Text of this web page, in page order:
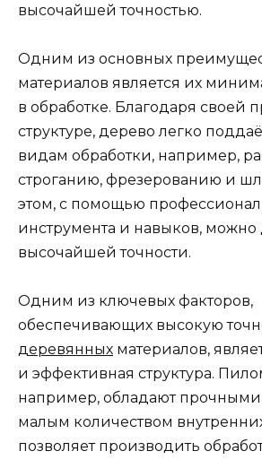
высочайшей точностью.
Одним из основных
материалов является их
в обработке. Благодаря своей
структуре, дерево легко
видам обработки, например,
строганию, фрезерованию и
этом, с помощью
инструмента и навыков, можно
высочайшей точности.
Одним из ключевых факторов,
обеспечивающих высокую
деревянных материалов,
и эффективная структура.
например, обладают
малым количеством
позволяет производить